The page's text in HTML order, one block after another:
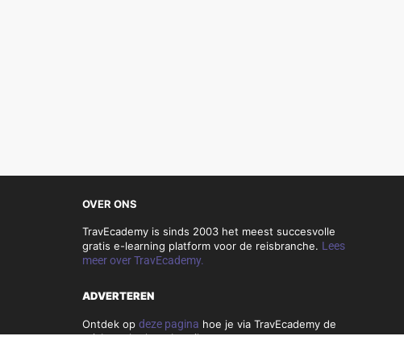
OVER ONS
TravEcademy is sinds 2003 het meest succesvolle
gratis e-learning platform voor de reisbranche. Lees
meer over TravEcademy.
ADVERTEREN
Ontdek op deze pagina hoe je via TravEcademy de
reisbranche kunt bereiken.